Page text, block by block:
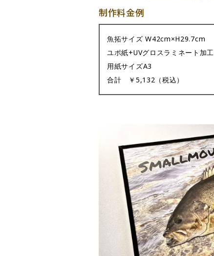
制作料金例
魚拓サイズ W42cm×H29.7cm
ユポ紙+UVグロスラミネート加工
用紙サイズA3
合計 ￥5,132（税込）